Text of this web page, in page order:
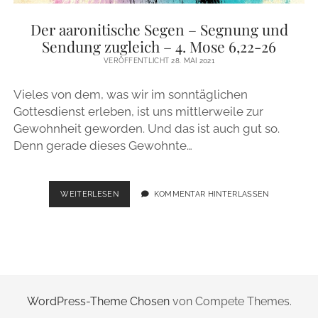
IMPRESSUM
instagram
email
Der aaronitische Segen – Segnung und
Sendung zugleich – 4. Mose 6,22-26
VERÖFFENTLICHT 28. MAI 2021
Vieles von dem, was wir im sonntäglichen
Gottesdienst erleben, ist uns mittlerweile zur
Gewohnheit geworden. Und das ist auch gut so.
Denn gerade dieses Gewohnte…
WEITERLESENDER
AARONITISCHE
–
KOMMENTAR HINTERLASSEN
WordPress-Theme Chosenvon Compete Themes.